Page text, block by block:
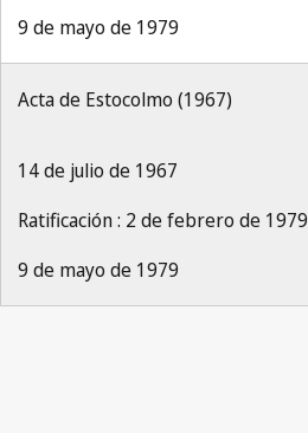
9 de mayo de 1979
Acta de Estocolmo (1967)
14 de julio de 1967
Ratificación : 2 de febrero de 1979
9 de mayo de 1979